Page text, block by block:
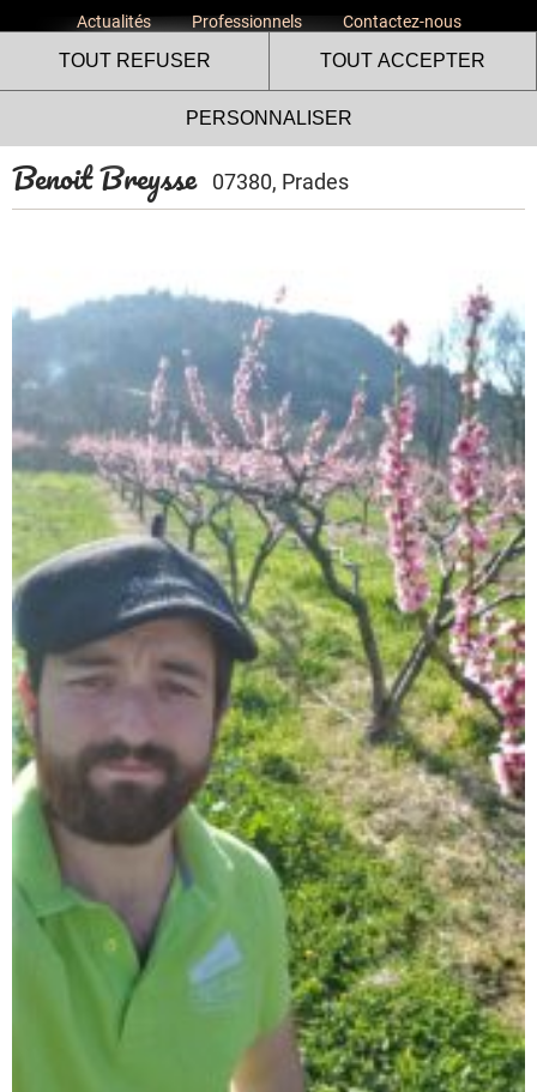
Actualités Professionnels Contactez-nous
Benoit Breysse 07380, Prades
Le site internet Volailles
Fermières de l’Ardèche utilise
des cookies !
Nous utilisons des cookies pour nous assurer du bon
fonctionnement de notre site et à des fins analytiques. Vous
pouvez changer d'avis à tout moment en cliquant sur l'icône
présente sur chaque page de notre site. En autorisant ces
services tiers, vous acceptez le dépôt et la lecture de
cookies et l'utilisation de technologies de suivi nécessaires
à leur bon fonctionnement.
Charte de confidentialité
TOUT REFUSER TOUT ACCEPTER
PERSONNALISER